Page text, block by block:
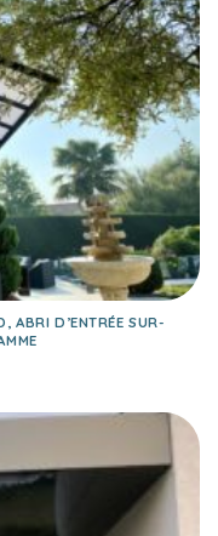
ABRI D’ENTRÉE SUR-